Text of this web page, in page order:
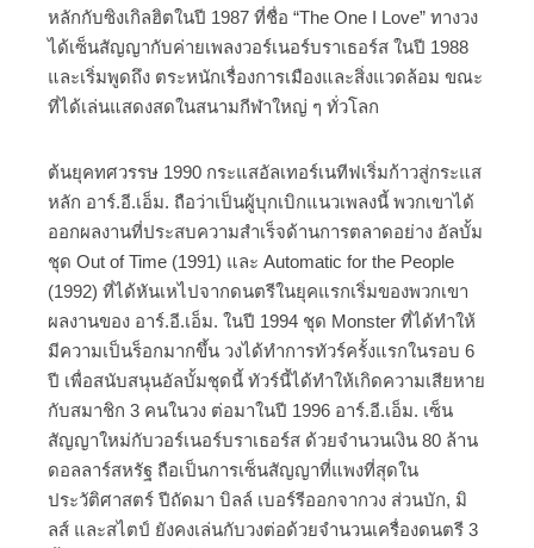
หลักกับซิงเกิลฮิตในปี 1987 ที่ชื่อ “The One I Love” ทางวง
ได้เซ็นสัญญากับค่ายเพลงวอร์เนอร์บราเธอร์ส ในปี 1988
และเริ่มพูดถึง ตระหนักเรื่องการเมืองและสิ่งแวดล้อม ขณะ
ที่ได้เล่นแสดงสดในสนามกีฬาใหญ่ ๆ ทั่วโลก
ต้นยุคทศวรรษ 1990 กระแสอัลเทอร์เนทีฟเริ่มก้าวสู่กระแส
หลัก อาร์.อี.เอ็ม. ถือว่าเป็นผู้บุกเบิกแนวเพลงนี้ พวกเขาได้
ออกผลงานที่ประสบความสำเร็จด้านการตลาดอย่าง อัลบั้ม
ชุด Out of Time (1991) และ Automatic for the People
(1992) ที่ได้หันเหไปจากดนตรีในยุคแรกเริ่มของพวกเขา
ผลงานของ อาร์.อี.เอ็ม. ในปี 1994 ชุด Monster ที่ได้ทำให้
มีความเป็นร็อกมากขึ้น วงได้ทำการทัวร์ครั้งแรกในรอบ 6
ปี เพื่อสนับสนุนอัลบั้มชุดนี้ ทัวร์นี้ได้ทำให้เกิดความเสียหาย
กับสมาชิก 3 คนในวง ต่อมาในปี 1996 อาร์.อี.เอ็ม. เซ็น
สัญญาใหม่กับวอร์เนอร์บราเธอร์ส ด้วยจำนวนเงิน 80 ล้าน
ดอลลาร์สหรัฐ ถือเป็นการเซ็นสัญญาที่แพงที่สุดใน
ประวัติศาสตร์ ปีถัดมา บิลล์ เบอร์รีออกจากวง ส่วนบัก, มิ
ลส์ และสไตป์ ยังคงเล่นกับวงต่อด้วยจำนวนเครื่องดนตรี 3